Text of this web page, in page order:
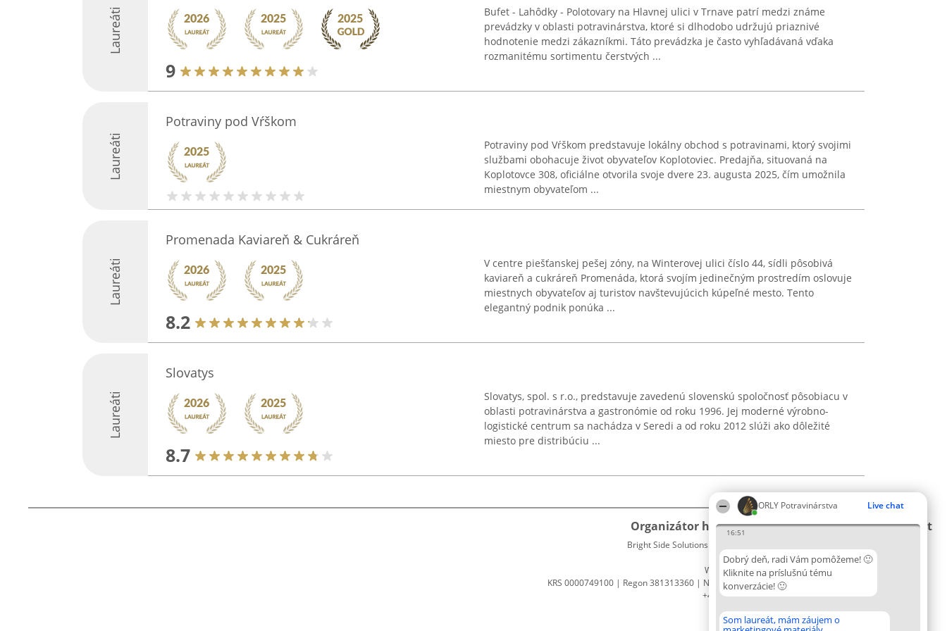
ORLY Potravinárstva Live chat
16:51
Dobrý deň, radi Vám pomôžeme! 🙂
Kliknite na príslušnú tému
konverzácie! 🙂
Som laureát, mám záujem o
Laureáti
9
Bufet - Lahôdky - Polotovary na Hlavnej ulici v Trnave patrí medzi známe
prevádzky v oblasti potravinárstva, ktoré si dlhodobo udržujú priaznivé
hodnotenie medzi zákazníkmi. Táto prevádzka je často vyhľadávaná vďaka
rozmanitému sortimentu čerstvých ...
Laureáti
Potraviny pod Vŕškom
Potraviny pod Vŕškom predstavuje lokálny obchod s potravinami, ktorý svojimi
službami obohacuje život obyvateľov Koplotoviec. Predajňa, situovaná na
Koplotovce 308, oficiálne otvorila svoje dvere 23. augusta 2025, čím umožnila
miestnym obyvateľom ...
Laureáti
Promenada Kaviareň & Cukráreň
8.2
V centre piešťanskej pešej zóny, na Winterovej ulici číslo 44, sídli pôsobivá
kaviareň a cukráreň Promenáda, ktorá svojím jedinečným prostredím oslovuje
miestnych obyvateľov aj turistov navštevujúcich kúpeľné mesto. Tento
elegantný podnik ponúka ...
Laureáti
Slovatys
8.7
Slovatys, spol. s r.o., predstavuje zavedenú slovenskú spoločnosť pôsobiacu v
oblasti potravinárstva a gastronómie od roku 1996. Jej moderné výrobno-
logistické centrum sa nachádza v Seredi a od roku 2012 slúži ako dôležité
miesto pre distribúciu ...
Organizátor hodnotenia
Bright Side Solutions sp. z o. o. sp. k.
ul. Ruska 22
Wrocław 50-079
KRS 0000749100 | Regon 381313360 | NIP 8943132676
+48 508 492 400
Hodnotenie
Lista
wszystkich
Podmienky
podmienky
Kontakt